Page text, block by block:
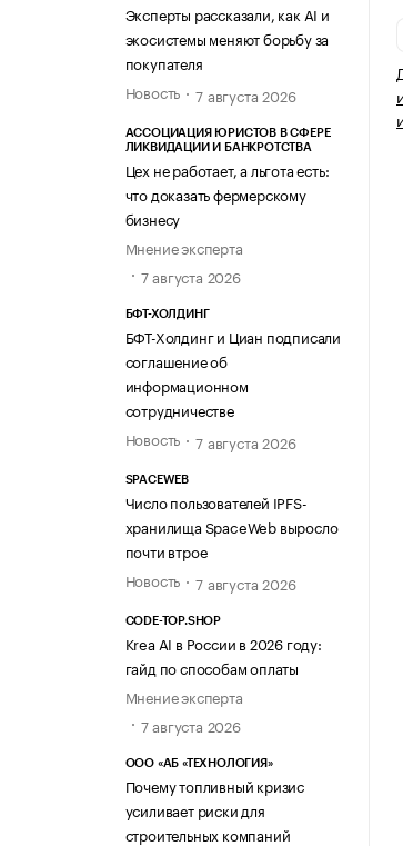
Эксперты рассказали, как AI и
экосистемы меняют борьбу за
покупателя
Новость
7 августа 2026
АССОЦИАЦИЯ ЮРИСТОВ В СФЕРЕ
ЛИКВИДАЦИИ И БАНКРОТСТВА
Цех не работает, а льгота есть:
что доказать фермерскому
бизнесу
Мнение эксперта
7 августа 2026
БФТ-ХОЛДИНГ
БФТ-Холдинг и Циан подписали
соглашение об
информационном
сотрудничестве
Новость
7 августа 2026
SPACEWEB
Число пользователей IPFS-
хранилища SpaceWeb выросло
почти втрое
Новость
7 августа 2026
CODE-TOP.SHOP
Krea AI в России в 2026 году:
гайд по способам оплаты
Мнение эксперта
7 августа 2026
ООО «АБ «ТЕХНОЛОГИЯ»
Почему топливный кризис
усиливает риски для
строительных компаний